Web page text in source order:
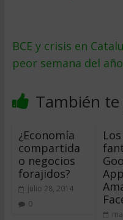
BCE y crisis en
peor semana del año
También
¿Economía
compartida
o negocios
forajidos?
julio 28, 2014
0